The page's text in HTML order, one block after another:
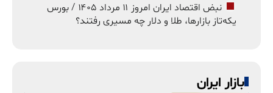
نبض اقتصاد ایران امروز ۱۱ مرداد ۱۴۰۵ / بورس
یکه‌تاز بازارها، طلا و دلار چه مسیری رفتند؟
بازار ایران